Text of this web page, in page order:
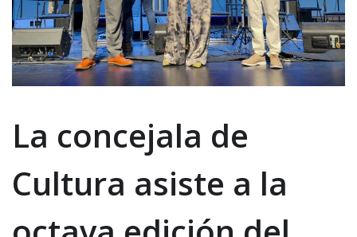
La concejala de
Cultura asiste a la